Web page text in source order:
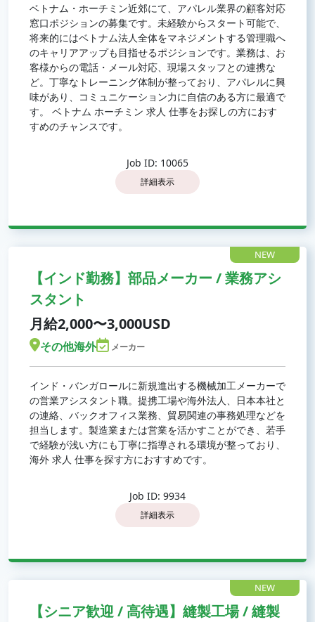
ベトナム・ホーチミン近郊にて、アパレル業界の顧客対応
窓口ポジションの募集です。未経験からスタート可能で、
将来的にはベトナム法人全体をマネジメントする管理職へ
のキャリアアップも目指せるポジションです。業務は、お
客様からの電話・メール対応、現場スタッフとの連携な
ど。丁寧なトレーニング体制が整っており、アパレルに興
味があり、コミュニケーション力に自信のある方に最適で
す。 ベトナム ホーチミン 求人 仕事をお探しの方におす
すめのチャンスです。
Job ID: 10065
詳細表示
NEW
【インド勤務】部品メーカー / 業務アシ
スタント
月給2,000〜3,000USD
その他海外 メーカー
インド・バンガロールに新規進出する機械加工メーカーで
の営業アシスタント職。提携工場や海外法人、日本本社と
の連絡、バックオフィス業務、貿易関連の事務処理などを
担当します。製造業または営業を活かすことができ、若手
で経験が浅い方にも丁寧に指導される環境が整っており、
海外 求人 仕事を探す方におすすめです。
Job ID: 9934
詳細表示
NEW
【シニア歓迎 / 高待遇】縫製工場 / 縫製